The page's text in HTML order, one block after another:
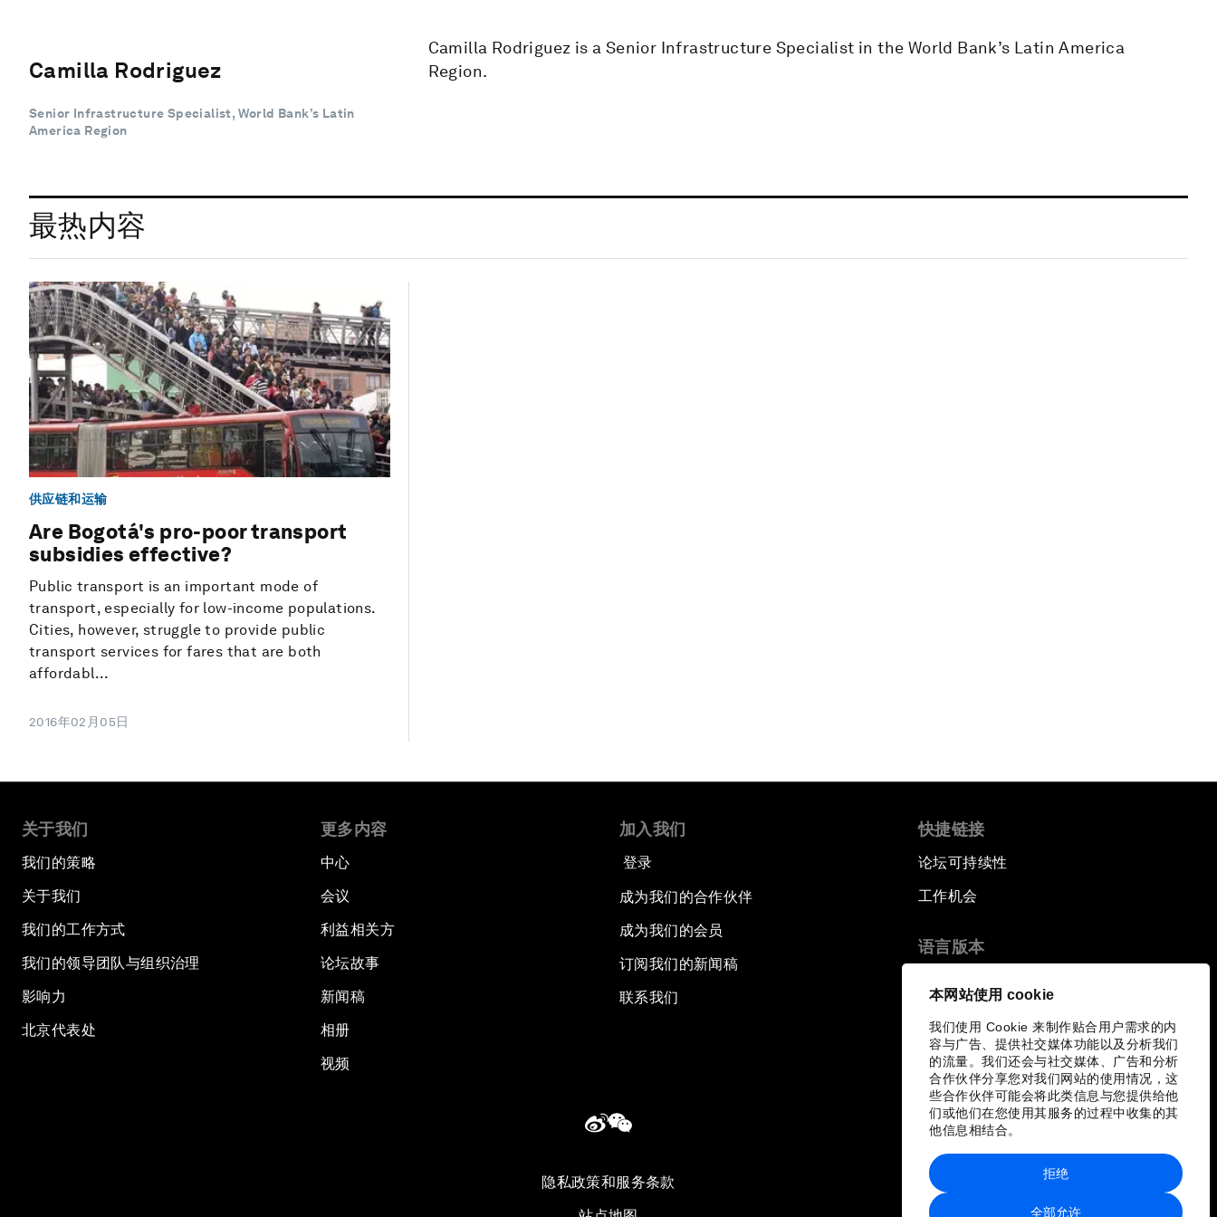
本网站使用 cookie
我们使用 Cookie 来制作贴合用户需求的内
容与广告、提供社交媒体功能以及分析我们
的流量。我们还会与社交媒体、广告和分析
合作伙伴分享您对我们网站的使用情况，这
些合作伙伴可能会将此类信息与您提供给他
们或他们在您使用其服务的过程中收集的其
他信息相结合。
全部允许
拒绝
Camilla Rodriguez
Senior Infrastructure Specialist, World Bank’s Latin
America Region
Camilla Rodriguez is a Senior Infrastructure Specialist in the World Bank’s Latin America
Region.
最热内容
供应链和运输
Are Bogotá's pro-poor transport
subsidies effective?
Public transport is an important mode of
transport, especially for low-income populations.
Cities, however, struggle to provide public
transport services for fares that are both
affordabl...
2016年02月05日
关于我们
我们的策略
关于我们
我们的工作方式
我们的领导团队与组织治理
影响力
北京代表处
更多内容
中心
会议
利益相关方
论坛故事
新闻稿
相册
视频
加入我们
登录
成为我们的合作伙伴
成为我们的会员
订阅我们的新闻稿
联系我们
快捷链接
论坛可持续性
工作机会
语言版本
隐私政策和服务条款